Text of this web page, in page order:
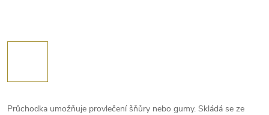
Průchodka umožňuje provlečení šňůry nebo gumy. Skládá se ze